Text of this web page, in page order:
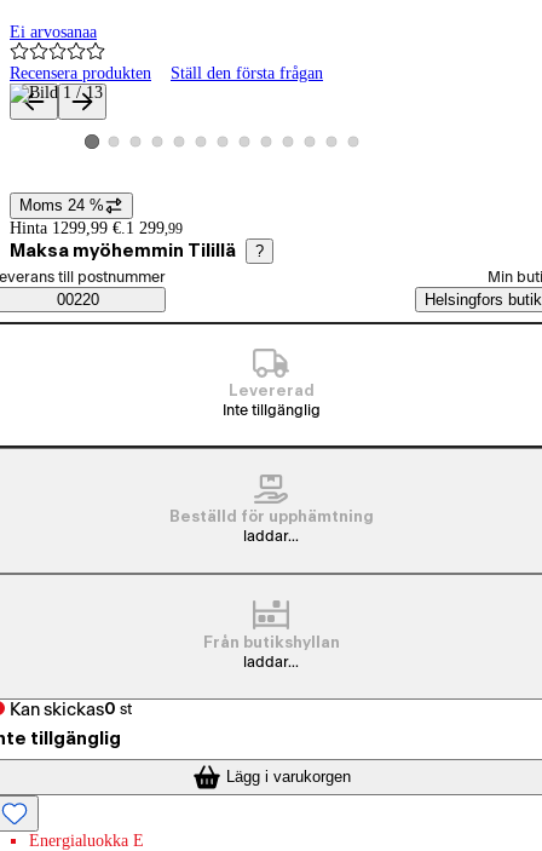
Ei arvosanaa
Recensera produkten Ställ den första frågan
Produktbilder och videor
Visa produktbild 1
Visa produktbild 2
Visa produktbild 3
Visa produktbild 4
Visa produktbild 5
Visa produktbild 6
Visa produktbild 7
Visa produktbild 8
Visa produktbild 9
Visa produktbild 10
Visa produktbild 11
Visa produktbild 12
Visa produktbild 13
Prisinformation
Moms 24 %
Hinta 1299,99 €. 1 299,99
Maksa myöhemmin Tilillä ?
Saatavuustiedot
beställningssätt
till postnummer
00220
Min
Helsingfors butik
Levererad
Inte tillgänglig
Beställd för upphämtning
laddar...
Från butikshyllan
laddar...
Kan skickas0 st
tillgänglig
Lägg i varukorgen
Energialuokka E